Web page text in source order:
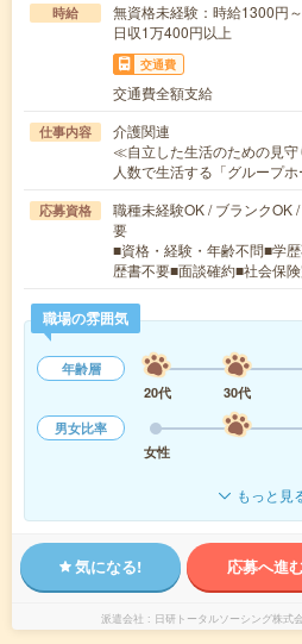
時給
無資格未経験：時給1300
日収1万400円以上
交通費
交通費全額支給
仕事内容
介護関連
≪自立した生活のための見
人数で生活する「グループ
応募資格
職種未経験OK / ブランクOK
要
■資格・経験・年齢不問■学
歴書不要■面談確約■社会保
職場の雰囲気
年齢層
20代
30代
男女比率
女性
もっと見
気になる! 応募へ進
派遣会社 日研トータルソーシング株